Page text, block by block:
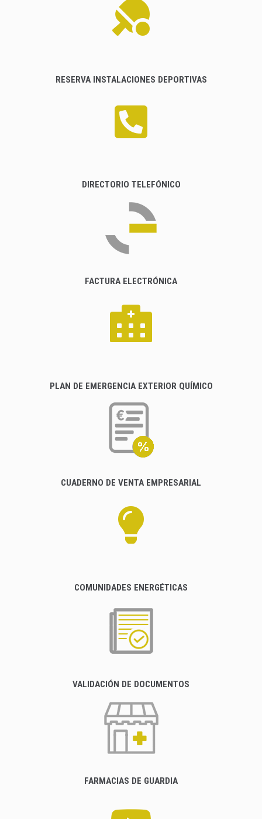
RESERVA INSTALACIONES DEPORTIVAS
DIRECTORIO TELEFÓNICO
FACTURA ELECTRÓNICA
PLAN DE EMERGENCIA EXTERIOR QUÍMICO
CUADERNO DE VENTA EMPRESARIAL
COMUNIDADES ENERGÉTICAS
VALIDACIÓN DE DOCUMENTOS
FARMACIAS DE GUARDIA